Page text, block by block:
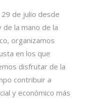
de julio desde
de la mano de la
organizamos
en los que
disfrutar de la
contribuir a
y económico más